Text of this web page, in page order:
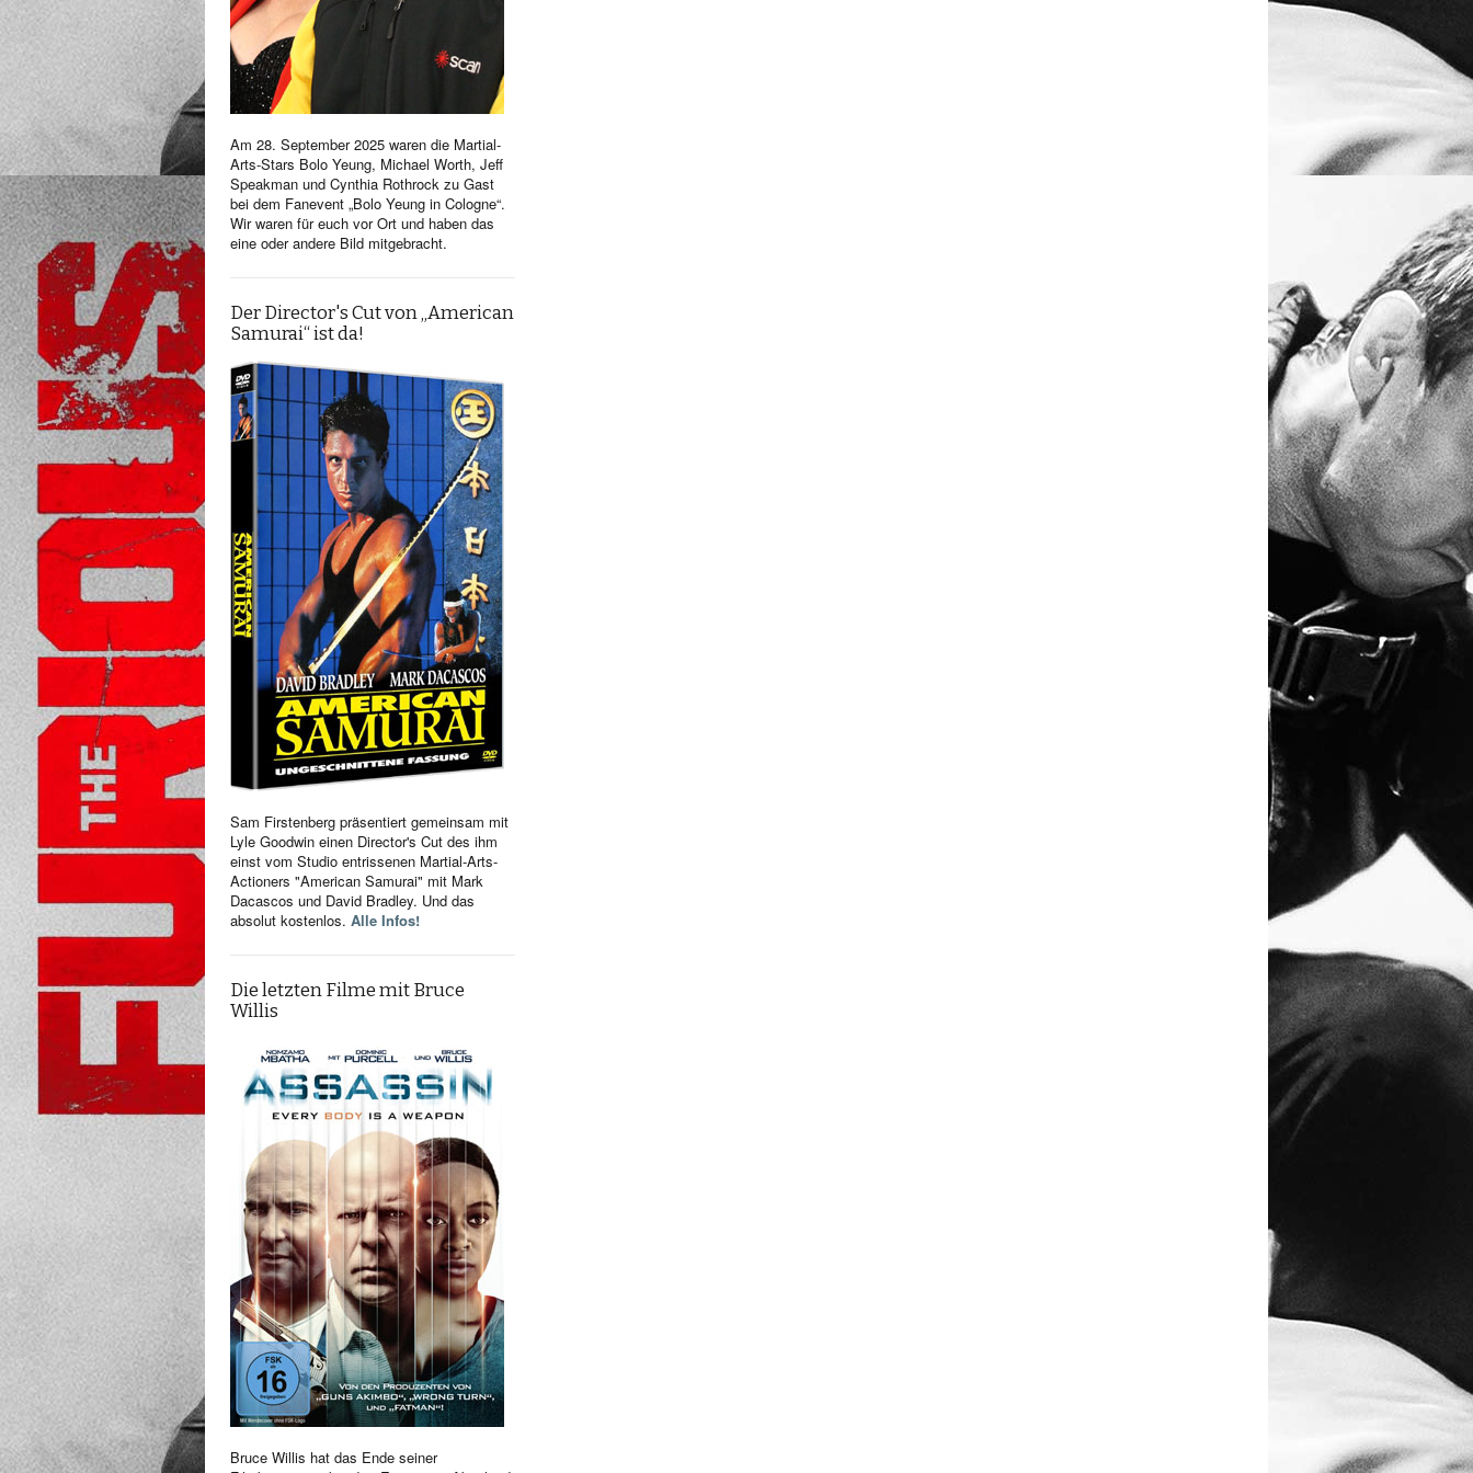
Am 28. September 2025 waren die Martial-
Arts-Stars Bolo Yeung, Michael Worth, Jeff
Speakman und Cynthia Rothrock zu Gast
bei dem Fanevent „Bolo Yeung in Cologne“.
Wir waren für euch vor Ort und haben das
eine oder andere Bild mitgebracht.
Der Director's Cut von „American
Samurai“ ist da!
Sam Firstenberg präsentiert gemeinsam mit
Lyle Goodwin einen Director's Cut des ihm
einst vom Studio entrissenen Martial-Arts-
Actioners "American Samurai" mit Mark
Dacascos und David Bradley. Und das
absolut kostenlos. Alle Infos!
Die letzten Filme mit Bruce
Willis
Bruce Willis hat das Ende seiner